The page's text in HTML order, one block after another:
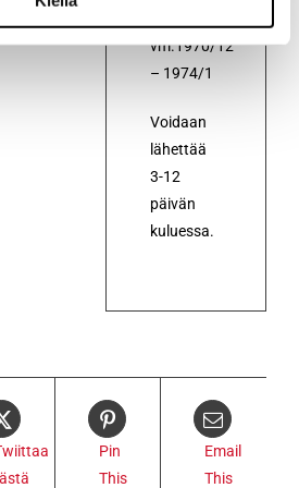
vm.1970/12
– 1974/1
Voidaan
lähettää
3-12
päivän
kuluessa.
Pin
This
Email
This